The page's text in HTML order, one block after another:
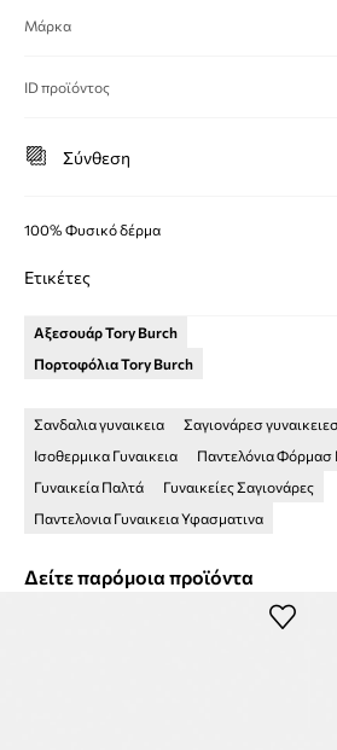
Μάρκα
ID προϊόντος
Σύνθεση
100% Φυσικό δέρμα
Ετικέτες
Αξεσουάρ Tory Burch
Πορτοφόλια Tory Burch
Σανδαλια γυναικεια Σαγιονάρεσ
Ισοθερμικα Γυναικεια
Παντελόνια Φόρμασ
Γυναικεία Παλτά
Γυναικείες Σαγιονάρες
Παντελονια Γυναικεια Υφασματινα
Δείτε παρόμοια προϊόντα